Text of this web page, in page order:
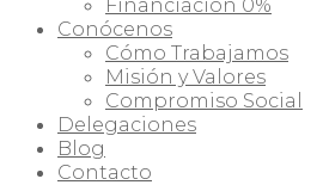
Financiación 0%
Conócenos
Cómo Trabajamos
Misión y Valores
Compromiso Social
Delegaciones
Blog
Contacto